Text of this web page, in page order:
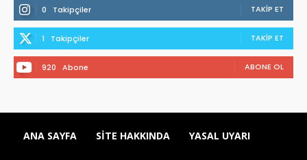
0 Takipçiler TAKIP ET
1 Takipçiler TAKIP ET
920 Abone ABONE OL
ANA SAYFA SITE HAKKINDA YASAL UYARI